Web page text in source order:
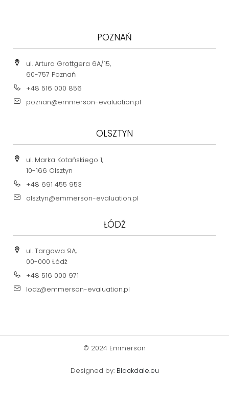
POZNAŃ
ul. Artura Grottgera 6A/15,
60-757 Poznań
+48 516 000 856
poznan@emmerson-evaluation.pl
OLSZTYN
ul. Marka Kotańskiego 1,
10-166 Olsztyn
+48 691 455 953
olsztyn@emmerson-evaluation.pl
ŁÓDŹ
ul. Targowa 9A,
00-000 Łódź
+48 516 000 971
lodz@emmerson-evaluation.pl
© 2024 Emmerson
Designed by: Blackdale.eu